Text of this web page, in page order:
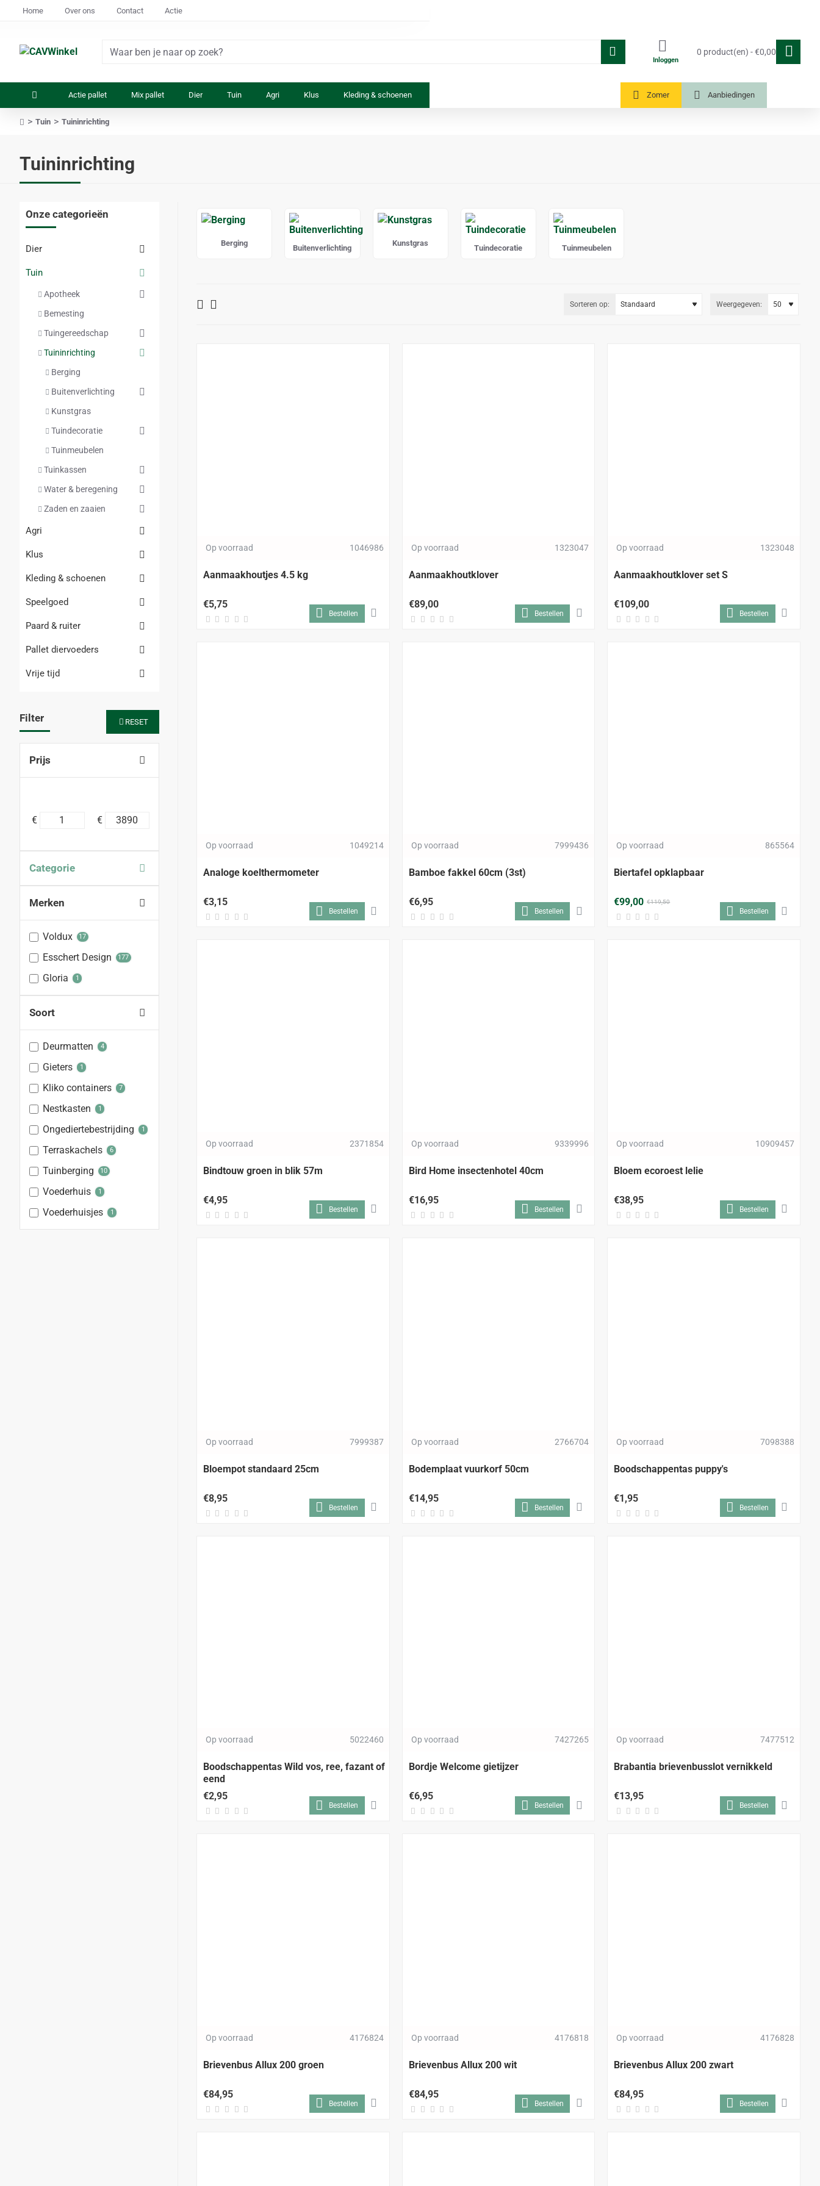
Home Over ons Contact Actie
Waar
Inloggen
0 product(en) - €0,00
Actie pallet Mix pallet Dier Tuin Agri Klus Kleding & schoenen Zomer Aanbiedingen
Tuininrichting
Tuin Tuininrichting
Onze categorieën
Dier
Tuin
Apotheek
Bemesting
Tuingereedschap
Tuininrichting
Berging
Buitenverlichting
Kunstgras
Tuindecoratie
Tuinmeubelen
Tuinkassen
Water & beregening
Zaden en zaaien
Agri
Klus
Kleding & schoenen
Speelgoed
Paard & ruiter
Pallet diervoeders
Vrije tijd
Filter RESET
Prijs
€ €
Categorie
Merken
Voldux 17
Esschert Design 177
Gloria 1
Soort
Deurmatten 4
Gieters 1
Kliko containers 7
Nestkasten 1
Ongediertebestrijding 1
Terraskachels 6
Tuinberging 10
Voederhuis 1
Voederhuisjes 1
Berging
Buitenverlichting
Kunstgras
Tuindecoratie Tuinmeubelen
Sorteren op: Weergegeven:
Op voorraad 1046986
Aanmaakhoutjes 4.5 kg
€5,75
Bestellen
Op voorraad 1323047
Aanmaakhoutklover
€89,00
Bestellen
Op voorraad 1323048
Aanmaakhoutklover set S
€109,00
Bestellen
Op voorraad 1049214
Analoge koelthermometer
€3,15
Bestellen
Op voorraad 7999436
Bamboe fakkel 60cm (3st)
€6,95
Bestellen ALLEEN AFHALEN -17%
Op voorraad 865564
Biertafel opklapbaar
€99,00 €119,50
Bestellen
Op voorraad 2371854
Bindtouw groen in blik 57m
€4,95
Bestellen
Op voorraad 9339996
Bird Home insectenhotel 40cm
€16,95
Bestellen
Op voorraad 10909457
Bloem ecoroest lelie
€38,95
Bestellen
Op voorraad 7999387
Bloempot standaard 25cm
€8,95
Bestellen
Op voorraad 2766704
Bodemplaat vuurkorf 50cm
€14,95
Bestellen
Op voorraad 7098388
Boodschappentas puppy's
€1,95
Bestellen
Op voorraad 5022460
Boodschappentas Wild vos, ree, fazant of
eend
€2,95
Bestellen
Op voorraad 7427265
Bordje Welcome gietijzer
€6,95
Bestellen
Op voorraad 7477512
Brabantia brievenbusslot vernikkeld
€13,95
Bestellen
Op voorraad 4176824
Brievenbus Allux 200 groen
€84,95
Bestellen
Op voorraad 4176818
Brievenbus Allux 200 wit
€84,95
Bestellen
Op voorraad 4176828
Brievenbus Allux 200 zwart
€84,95
Bestellen